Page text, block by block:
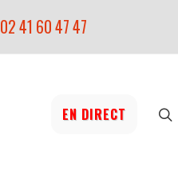
02 41 60 47 47
EN DIRECT